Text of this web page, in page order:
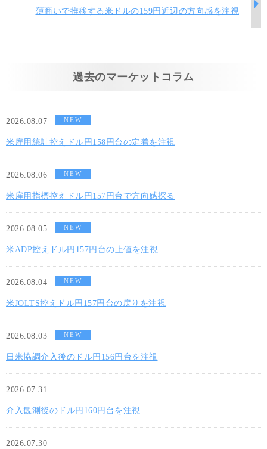
薄商いで推移する米ドルの159円近辺の方向感を注視
過去のマーケットコラム
2026.08.07 NEW
米雇用統計控えドル円158円台の定着を注視
2026.08.06 NEW
米雇用指標控えドル円157円台で方向感探る
2026.08.05 NEW
米ADP控えドル円157円台の上値を注視
2026.08.04 NEW
米JOLTS控えドル円157円台の戻りを注視
2026.08.03 NEW
日米協調介入後のドル円156円台を注視
2026.07.31
介入観測後のドル円160円台を注視
2026.07.30